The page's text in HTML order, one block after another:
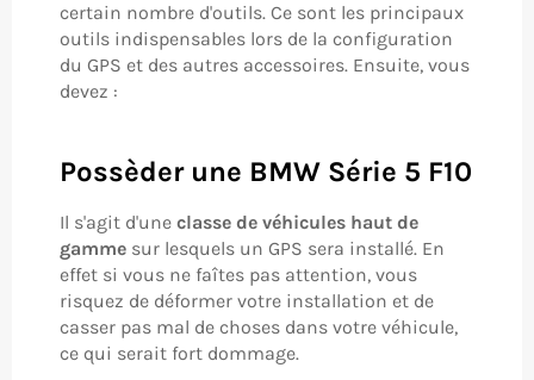
certain nombre d'outils. Ce sont les principaux
outils indispensables lors de la configuration
du GPS et des autres accessoires. Ensuite, vous
devez :
Possèder une BMW Série 5 F10
Il s'agit d'une classe de véhicules haut de
gamme sur lesquels un GPS sera installé. En
effet si vous ne faîtes pas attention, vous
risquez de déformer votre installation et de
casser pas mal de choses dans votre véhicule,
ce qui serait fort dommage.